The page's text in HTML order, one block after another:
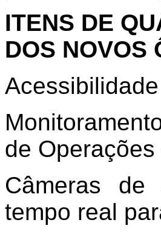
ITENS DE
DOS NOVOS
de Operações
Câmeras de
tempo real